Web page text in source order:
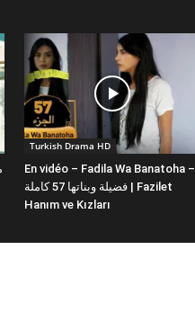
Turkish Drama HD
En vidéo – Fadila Wa Banatoha –
فضيلة وبناتها 57 كاملة | Fazilet
Hanım ve Kızları